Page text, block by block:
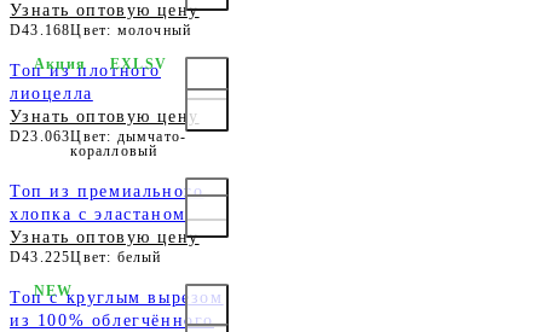
Узнать оптовую цену
D43.168Цвет: молочный
Топ из плотного
лиоцелла
Узнать оптовую цену
D23.063Цвет: дымчато-
коралловый
Акция EXLSV
Топ из премиального
хлопка с эластаном
Узнать оптовую цену
D43.225Цвет: белый
Топ с круглым вырезом
из 100% облегчённого
NEW